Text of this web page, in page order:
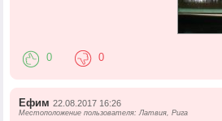
0 0
Ефим 22.08.2017 16:26
Местоположение пользователя: Латвия, Рига